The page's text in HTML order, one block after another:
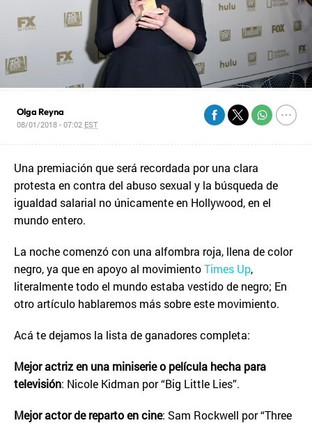
Olga Reyna
08/01/2018 - 07:02 EST
Una premiación que será recordada por una clara
protesta en contra del abuso sexual y la búsqueda de
igualdad salarial no únicamente en Hollywood, en el
mundo entero.
La noche comenzó con una alfombra roja, llena de color
negro, ya que en apoyo al movimientoTimes Up,
literalmente todo el mundo estaba vestido de negro; En
otro artículo hablaremos más sobre este movimiento.
Acá te dejamos la lista de ganadores completa:
Mejor actriz en una miniserie o película hecha para
televisión: Nicole Kidman por “Big Little Lies”.
Mejor actor de reparto en cine: Sam Rockwell por “Three